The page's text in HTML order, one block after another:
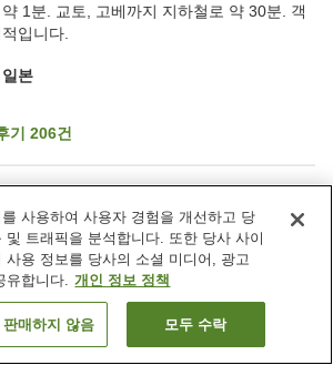
1분. 교토, 고베까지 지하철로 약 30분. 객
입니다.
본
기 206건
스파 / 미용실
장
레스토랑
오사카시
오사카 스테이션
객실 보기
사용하여 사용자 경험을 개선하고 당
및 트래픽을 분석합니다. 또한 당사 사이
사용 정보를 당사의 소셜 미디어, 광고
유합니다. 개인 정보 정책
매하지 않음 모두 수락